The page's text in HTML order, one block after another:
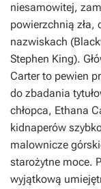
niesamowitej,
powierzchnią zła,
nazwiskach
Stephen King).
Carterto pewien
do zbadania
chłopca, Ethana
kidnaperów
malownicze
starożytne moce.
wyjątkową